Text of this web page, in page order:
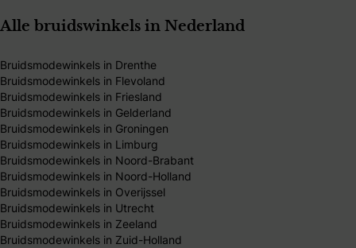
Alle bruidswinkels in Nederland
Bruidsmodewinkels in Drenthe
Bruidsmodewinkels in Flevoland
Bruidsmodewinkels in Friesland
Bruidsmodewinkels in Gelderland
Bruidsmodewinkels in Groningen
Bruidsmodewinkels in Limburg
Bruidsmodewinkels in Noord-Brabant
Bruidsmodewinkels in Noord-Holland
Bruidsmodewinkels in Overijssel
Bruidsmodewinkels in Utrecht
Bruidsmodewinkels in Zeeland
Bruidsmodewinkels in Zuid-Holland